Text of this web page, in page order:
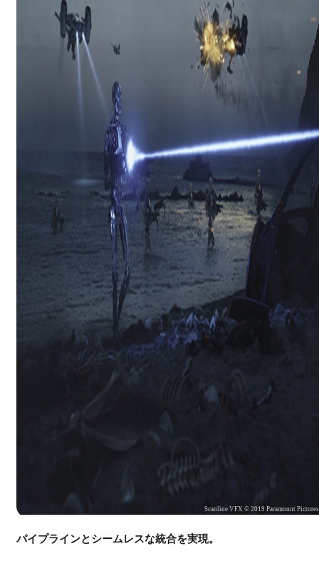
Scanline VFX © 2019 Paramount Pictures
パイプラインとシームレスな統合を実現。